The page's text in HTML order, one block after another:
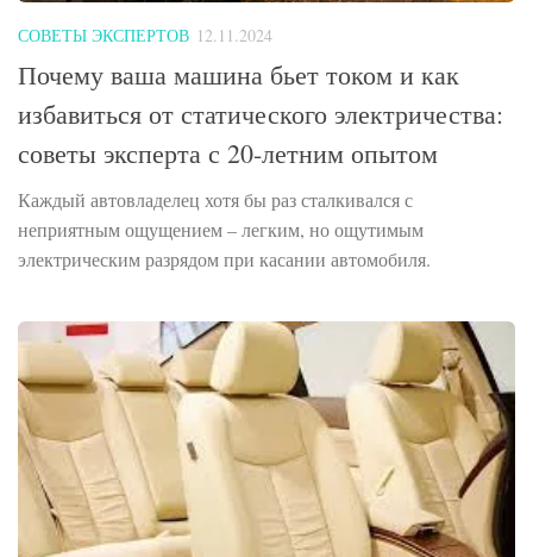
СОВЕТЫ ЭКСПЕРТОВ 12.11.2024
Почему ваша машина бьет током и как
избавиться от статического электричества:
советы эксперта с 20-летним опытом
Каждый автовладелец хотя бы раз сталкивался с
неприятным ощущением – легким, но ощутимым
электрическим разрядом при касании автомобиля.